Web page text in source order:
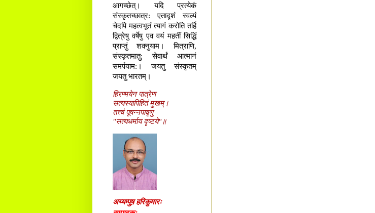
आगच्छेत्। यदि प्रत्येकं
संस्कृतच्छात्र: एतादृशं स्वल्पं
चेदपि महत्वभूतं त्यागं करोति तर्हि
द्वित्रेषु वर्षेषु एव वयं महतीं सिद्धिं
प्राप्तुं शक्नुयाम। मित्राणि,
संस्कृतमातु: सेवार्थं आत्मानं
समर्पयाम:। जयतु संस्कृतम्
जयतु भारतम्।
हिरण्मयेन पात्रेण
सत्यस्यापिहितं मुखम्।
तत्त्वं पूषन्नपावृणु
"सत्यधर्माय दृष्टये"॥
अय्यम्पुष़ हरिकुमारः